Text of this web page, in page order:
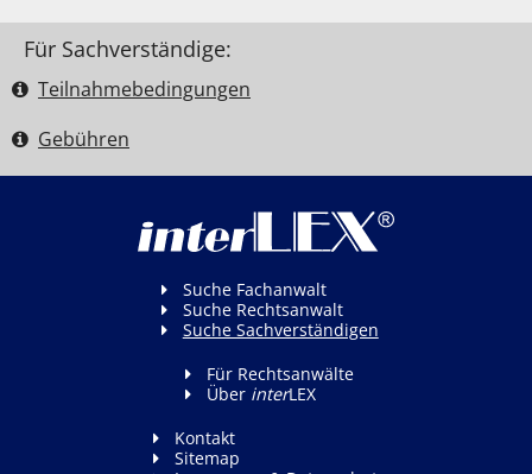
Für Sachverständige:
Teilnahme­bedingungen
Gebühren
Suche Fachanwalt
Suche Rechtsanwalt
Suche Sachverständigen
Für Rechtsanwälte
Über interLEX
Kontakt
Sitemap